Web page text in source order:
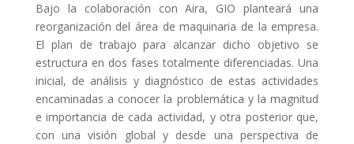
Bajo la colaboración con Aira, GIO planteará una
reorganización del área de maquinaria de la empresa.
El plan de trabajo para alcanzar dicho objetivo se
estructura en dos fases totalmente diferenciadas. Una
inicial, de análisis y diagnóstico de estas actividades
encaminadas a conocer la problemática y la magnitud
e importancia de cada actividad, y otra posterior que,
con una visión global y desde una perspectiva de